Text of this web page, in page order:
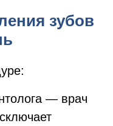
зубов
— врач